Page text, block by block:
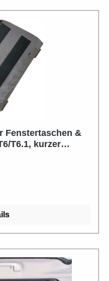
Fenstertaschen &
T6.1, kurzer